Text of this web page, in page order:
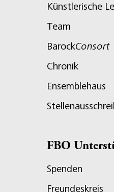
Künstlerische
Team
BarockConsort
Chronik
Ensemblehaus
FBO
Spenden
Freundeskreis